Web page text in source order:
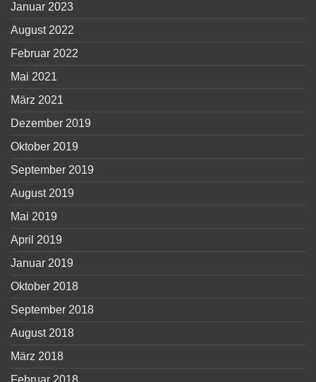
Januar 2023
August 2022
Februar 2022
Mai 2021
März 2021
Dezember 2019
Oktober 2019
September 2019
August 2019
Mai 2019
April 2019
Januar 2019
Oktober 2018
September 2018
August 2018
März 2018